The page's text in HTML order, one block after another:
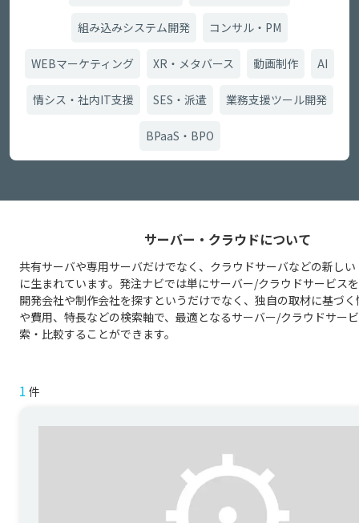
組み込みシステム開発 コンサル・PM
WEBマーケティング XR・メタバース 動画制作 AI
情シス・社内IT支援 SES・派遣 業務支援ツール開発
BPaaS・BPO
サーバー・クラウドについて
共有サーバや専用サーバだけでなく、クラウドサーバなどの新し
に生まれています。発注ナビでは単にサーバー/クラウドサービス
開発会社や制作会社を探すというだけでなく、独自の取材に基づ
や費用、特長などの検索軸で、最適となるサーバー/クラウドサー
索・比較することができます。
1 件